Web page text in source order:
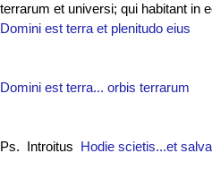
terrarum et universi; qui habitant in
Domini est terra et plenitudo eius
Domini est terra... orbis terrarum
Ps. Introitus Hodie scietis...et